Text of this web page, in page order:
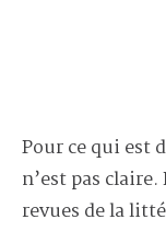
Pour ce qui est
n’est pas
revues de la